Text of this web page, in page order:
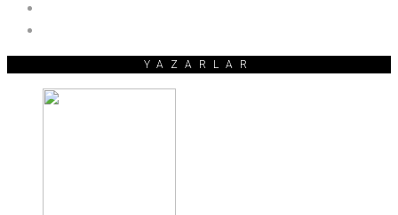
YAZARLAR